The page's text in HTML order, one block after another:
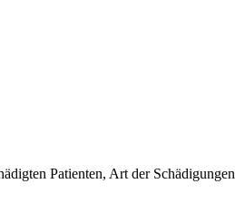
Patienten, Art der Schädigungen